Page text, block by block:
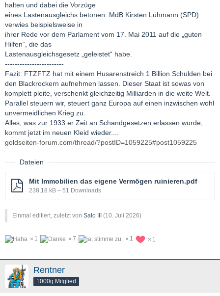
halten und dabei die Vorzüge
eines Lastenausgleichs betonen. MdB Kirsten Lühmann (SPD)
verwies beispielsweise in
ihrer Rede vor dem Parlament vom 17. Mai 2011 auf die „guten
Hilfen“, die das
Lastenausgleichsgesetz „geleistet“ habe.
------------------------
Fazit: FTZFTZ hat mit einem Husarenstreich 1 Billion Schulden bei
den Blackrockern aufnehmen lassen. Dieser Staat ist sowas von
komplett pleite, verschenkt gleichzeitig Milliarden in die weite Welt.
Parallel steuern wir, steuert ganz Europa auf einen inzwischen wohl
unvermeidlichen Krieg zu.
Alles, was zur 1933 er Zeit an Schandgesetzen erlassen wurde,
kommt jetzt im neuen Kleid wieder....
goldseiten-forum.com/thread/?postID=1059225#post1059225
Dateien
Mit Immobilien das eigene Vermögen ruinieren.pdf
238,18 kB – 51 Downloads
Einmal editiert, zuletzt von Salo III (10. Juli 2026)
1 7 1 1
Rentner
1000g Mitglied